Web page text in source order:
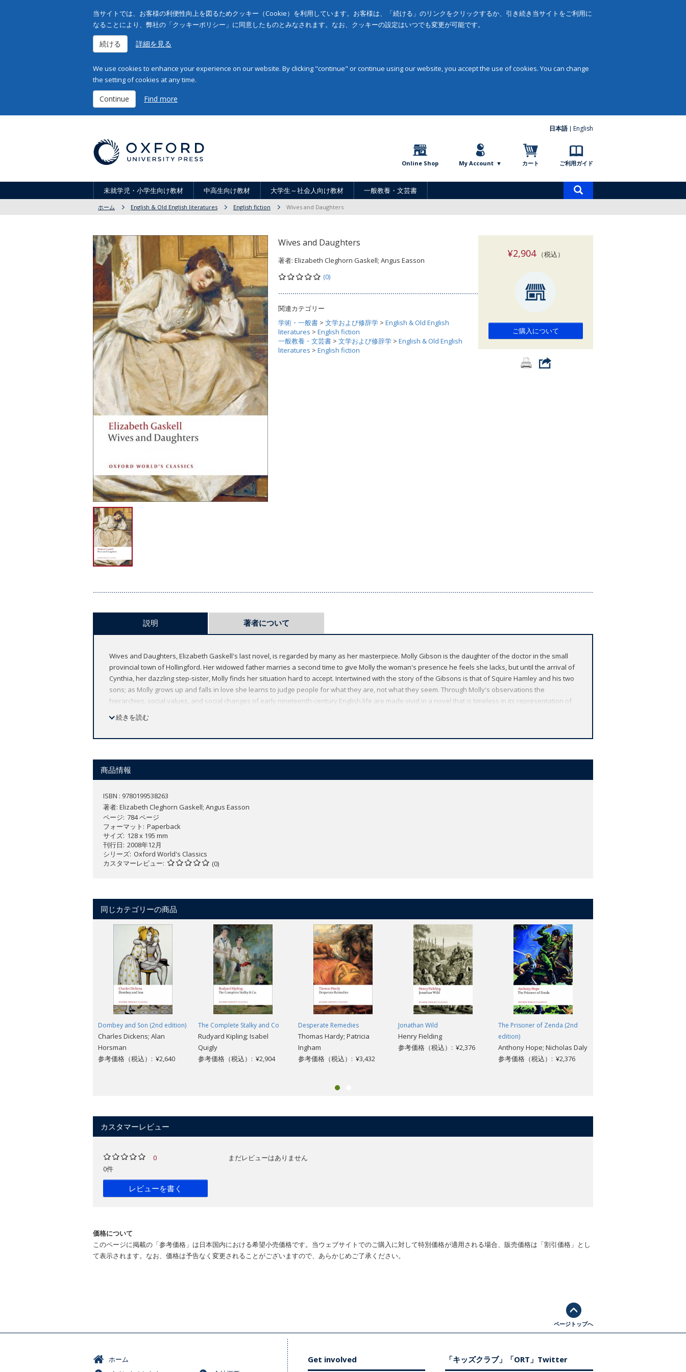
当サイトでは、お客様の利便性向上を図るためクッキー（Cookie）を利用しています。お客様は、「続ける」のリンクをクリックするか、引き続き当サイトをご利用に
なることにより、弊社の「クッキーポリシー」に同意したものとみなされます。なお、クッキーの設定はいつでも変更が可能です。
続ける 詳細を見る
We use cookies to enhance your experience on our website. By clicking "continue" or continue using our website, you accept the use of cookies. You can change
the setting of cookies at any time.
Continue Find more
日本語 English
Online Shop My Account カート ご利用ガイド
未就学児・小学生向け教材 中高生向け教材 大学生～社会人向け教材 一般教養・文芸書
索
ホーム English & Old English literatures English fiction Wives and Daughters
Wives and Daughters
著者: Elizabeth Cleghorn Gaskell; Angus Easson
(0)
関連カテゴリー
学術・一般書 > 文学および修辞学 > English & Old English
literatures > English fiction
一般教養・文芸書 > 文学および修辞学 > English & Old English
literatures > English fiction
¥2,904（税込）
ご購入について
説明 著者について
Wives and Daughters, Elizabeth Gaskell's last novel, is regarded by many as her masterpiece. Molly Gibson is the daughter of the doctor in the small
provincial town of Hollingford. Her widowed father marries a second time to give Molly the woman's presence he feels she lacks, but until the arrival of
Cynthia, her dazzling step-sister, Molly finds her situation hard to accept. Intertwined with the story of the Gibsons is that of Squire Hamley and his two
sons; as Molly grows up and falls in love she learns to judge people for what they are, not what they seem. Through Molly's observations the
hierarchies, social values, and social changes of early nineteenth-century English life are made vivid in a novel that is timeless in its representation of
manuscript to present the most accurate text so far available. *ABOUT THE SERIES: For over 100 years Oxford World's Classics has made available the
続きを読む
商品情報
ISBN : 9780199538263
著者: Elizabeth Cleghorn Gaskell; Angus Easson
ページ 784 ページ
フォーマット
Paperback
サイズ 128 x 195 mm
刊行日 2008年12月
シリーズ Oxford World's Classics
カスタマーレビュー
(0)
同じカテゴリーの商品
Dombey and Son (2nd edition)
Charles Dickens; Alan
Horsman
参考価格（税込）: ¥2,640
The Complete Stalky and Co
Rudyard Kipling; Isabel
Quigly
参考価格（税込）: ¥2,904
Desperate Remedies
Thomas Hardy; Patricia
Ingham
参考価格（税込）: ¥3,432
Jonathan Wild
Henry Fielding
参考価格（税込）: ¥2,376
The Prisoner of Zenda (2nd
edition)
Anthony Hope; Nicholas Daly
参考価格（税込）: ¥2,376
カスタマーレビュー
0
0件
レビューを書く
まだレビューはありません
価格について
このページに掲載の「参考価格」は日本国内における希望小売価格です。当ウェブサイトでのご購入に対して特別価格が適用される場合、販売価格は「割引価格」とし
て表示されます。なお、価格は予告なく変更されることがございますので、あらかじめご了承ください。
ページトップへ
ホーム
Get involved 「キッズクラブ」「ORT」Twitter